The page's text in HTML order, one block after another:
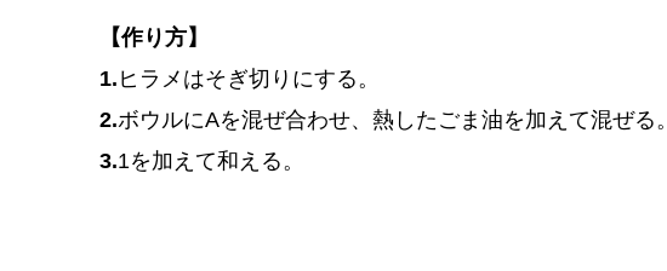
【作り方】
1. ヒラメはそぎ切りにする。
2.ボウルにAを混ぜ合わせ、熱したごま油を加えて混ぜる。
3.1を加えて和える。